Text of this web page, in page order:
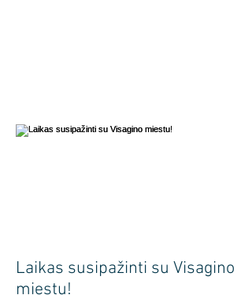
Laikas susipažinti su Visagino
miestu!